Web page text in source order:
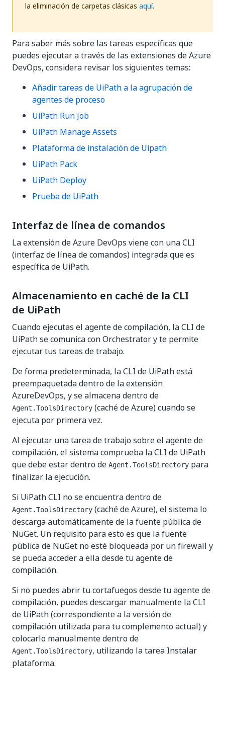
la eliminación de carpetas clásicas aquí.
Para saber más sobre las tareas específicas que
puedes ejecutar a través de las extensiones de Azure
DevOps, considera revisar los siguientes temas:
Añadir tareas de UiPath a la agrupación de
agentes de proceso
UiPath Run Job
UiPath Manage Assets
Plataforma de instalación de Uipath
UiPath Pack
UiPath Deploy
Prueba de UiPath
Interfaz de línea de comandos
La extensión de Azure DevOps viene con una CLI
(interfaz de línea de comandos) integrada que es
específica de UiPath.
Almacenamiento en caché de la CLI
de UiPath
Cuando ejecutas el agente de compilación, la CLI de
UiPath se comunica con Orchestrator y te permite
ejecutar tus tareas de trabajo.
De forma predeterminada, la CLI de UiPath está
preempaquetada dentro de la extensión
AzureDevOps, y se almacena dentro de
Agent.ToolsDirectory (caché de Azure) cuando se
ejecuta por primera vez.
Al ejecutar una tarea de trabajo sobre el agente de
compilación, el sistema comprueba la CLI de UiPath
que debe estar dentro de Agent.ToolsDirectory para
finalizar la ejecución.
Si UiPath CLI no se encuentra dentro de
Agent.ToolsDirectory (caché de Azure), el sistema lo
descarga automáticamente de la fuente pública de
NuGet. Un requisito para esto es que la fuente
pública de NuGet no esté bloqueada por un firewall y
se pueda acceder a ella desde tu agente de
compilación.
Si no puedes abrir tu cortafuegos desde tu agente de
compilación, puedes descargar manualmente la CLI
de UiPath (correspondiente a la versión de
compilación utilizada para tu complemento actual) y
colocarlo manualmente dentro de
Agent.ToolsDirectory, utilizando la tarea Instalar
plataforma.